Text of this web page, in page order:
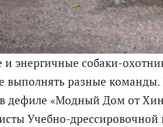
энергичные собаки-
выполнять разные
дефиле «Модный Дом от
Учебно-